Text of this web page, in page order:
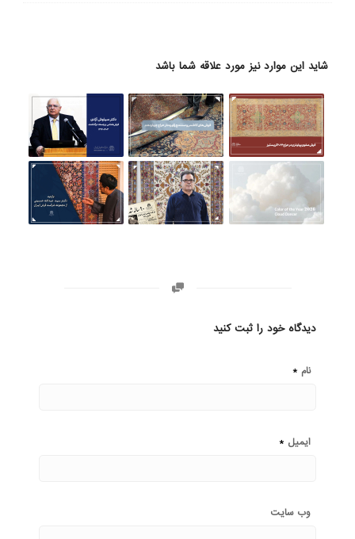
شاید این موارد نیز مورد علاقه شما باشد
دیدگاه خود را ثبت کنید
نام *
ایمیل *
وب‌ سایت